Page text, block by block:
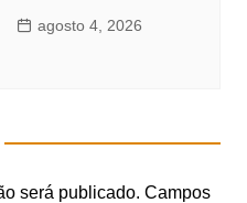
agosto 4, 2026
será publicado. Campos